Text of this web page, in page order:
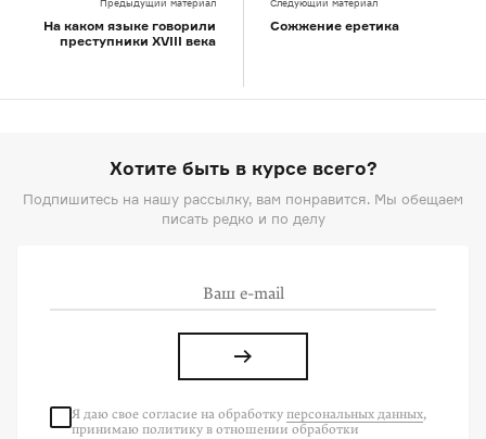
Предыдущий материал
На каком языке говорили
преступники XVIII века
Следующий материал
Сожжение еретика
Хотите быть в курсе всего?
Подпишитесь на нашу рассылку, вам понравится. Мы обещаем
писать редко и по делу
Я даю свое согласие на обработку персональных данных,
принимаю политику в отношении обработки